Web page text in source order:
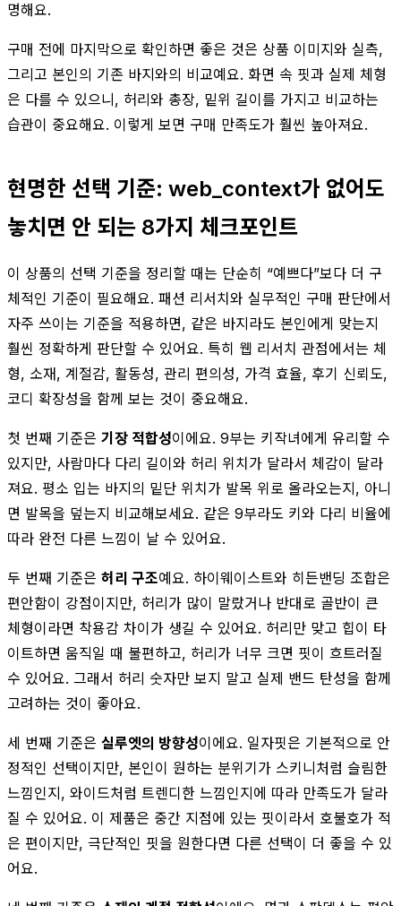
명해요.
구매 전에 마지막으로 확인하면 좋은 것은 상품 이미지와 실측,
그리고 본인의 기존 바지와의 비교예요. 화면 속 핏과 실제 체형
은 다를 수 있으니, 허리와 총장, 밑위 길이를 가지고 비교하는
습관이 중요해요. 이렇게 보면 구매 만족도가 훨씬 높아져요.
현명한 선택 기준: web_context가 없어도
놓치면 안 되는 8가지 체크포인트
이 상품의 선택 기준을 정리할 때는 단순히 “예쁘다”보다 더 구
체적인 기준이 필요해요. 패션 리서치와 실무적인 구매 판단에서
자주 쓰이는 기준을 적용하면, 같은 바지라도 본인에게 맞는지
훨씬 정확하게 판단할 수 있어요. 특히 웹 리서치 관점에서는 체
형, 소재, 계절감, 활동성, 관리 편의성, 가격 효율, 후기 신뢰도,
코디 확장성을 함께 보는 것이 중요해요.
첫 번째 기준은 기장 적합성이에요. 9부는 키작녀에게 유리할 수
있지만, 사람마다 다리 길이와 허리 위치가 달라서 체감이 달라
져요. 평소 입는 바지의 밑단 위치가 발목 위로 올라오는지, 아니
면 발목을 덮는지 비교해보세요. 같은 9부라도 키와 다리 비율에
따라 완전 다른 느낌이 날 수 있어요.
두 번째 기준은 허리 구조예요. 하이웨이스트와 히든밴딩 조합은
편안함이 강점이지만, 허리가 많이 말랐거나 반대로 골반이 큰
체형이라면 착용감 차이가 생길 수 있어요. 허리만 맞고 힙이 타
이트하면 움직일 때 불편하고, 허리가 너무 크면 핏이 흐트러질
수 있어요. 그래서 허리 숫자만 보지 말고 실제 밴드 탄성을 함께
고려하는 것이 좋아요.
세 번째 기준은 실루엣의 방향성이에요. 일자핏은 기본적으로 안
정적인 선택이지만, 본인이 원하는 분위기가 스키니처럼 슬림한
느낌인지, 와이드처럼 트렌디한 느낌인지에 따라 만족도가 달라
질 수 있어요. 이 제품은 중간 지점에 있는 핏이라서 호불호가 적
은 편이지만, 극단적인 핏을 원한다면 다른 선택이 더 좋을 수 있
어요.